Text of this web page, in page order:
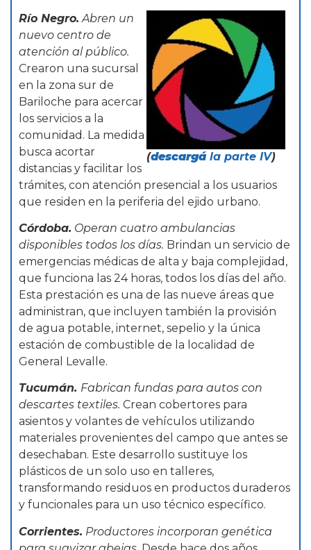
(descargála parte IV)
Río Negro. Abren un
nuevo centro de
atención al público.
Crearon una sucursal
en la zona sur de
Bariloche para acercar
los servicios a la
comunidad. La medida
busca acortar
distancias y facilitar los
trámites, con atención presencial a los usuarios
que residen en la periferia del ejido urbano.
Córdoba. Operan cuatro ambulancias
disponibles todos los días. Brindan un servicio de
emergencias médicas de alta y baja complejidad,
que funciona las 24 horas, todos los días del año.
Esta prestación es una de las nueve áreas que
administran, que incluyen también la provisión
de agua potable, internet, sepelio y la única
estación de combustible de la localidad de
General Levalle.
Tucumán. Fabrican fundas para autos con
descartes textiles. Crean cobertores para
asientos y volantes de vehículos utilizando
materiales provenientes del campo que antes se
desechaban. Este desarrollo sustituye los
plásticos de un solo uso en talleres,
transformando residuos en productos duraderos
y funcionales para un uso técnico específico.
Corrientes. Productores incorporan genética